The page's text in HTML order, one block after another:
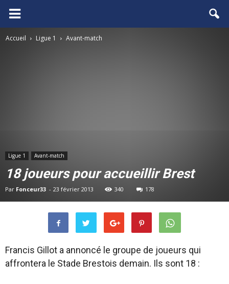
FCGB.net
Accueil Ligue 1 Avant-match
Ligue 1 Avant-match
18 joueurs pour accueillir Brest
Par Fonceur33 - 23 février 2013 340 178
Francis Gillot a annoncé le groupe de joueurs qui
affrontera le Stade Brestois demain. Ils sont 18 :